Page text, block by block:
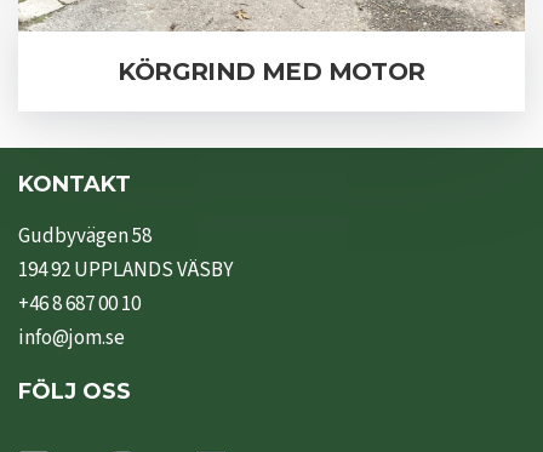
KÖRGRIND MED MOTOR
KONTAKT
Gudbyvägen 58
194 92 UPPLANDS VÄSBY
+46 8 687 00 10
info@jom.se
FÖLJ OSS